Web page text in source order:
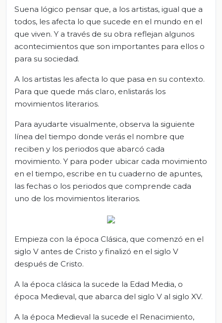
Suena lógico pensar que, a los artistas, igual que a
todos, les afecta lo que sucede en el mundo en el
que viven. Y a través de su obra reflejan algunos
acontecimientos que son importantes para ellos o
para su sociedad.
A los artistas les afecta lo que pasa en su contexto.
Para que quede más claro, enlistarás los
movimientos literarios.
Para ayudarte visualmente, observa la siguiente
línea del tiempo donde verás el nombre que
reciben y los periodos que abarcó cada
movimiento. Y para poder ubicar cada movimiento
en el tiempo, escribe en tu cuaderno de apuntes,
las fechas o los periodos que comprende cada
uno de los movimientos literarios.
Empieza con la época Clásica, que comenzó en el
siglo V antes de Cristo y finalizó en el siglo V
después de Cristo.
A la época clásica la sucede la Edad Media, o
época Medieval, que abarca del siglo V al siglo XV.
A la época Medieval la sucede el Renacimiento,